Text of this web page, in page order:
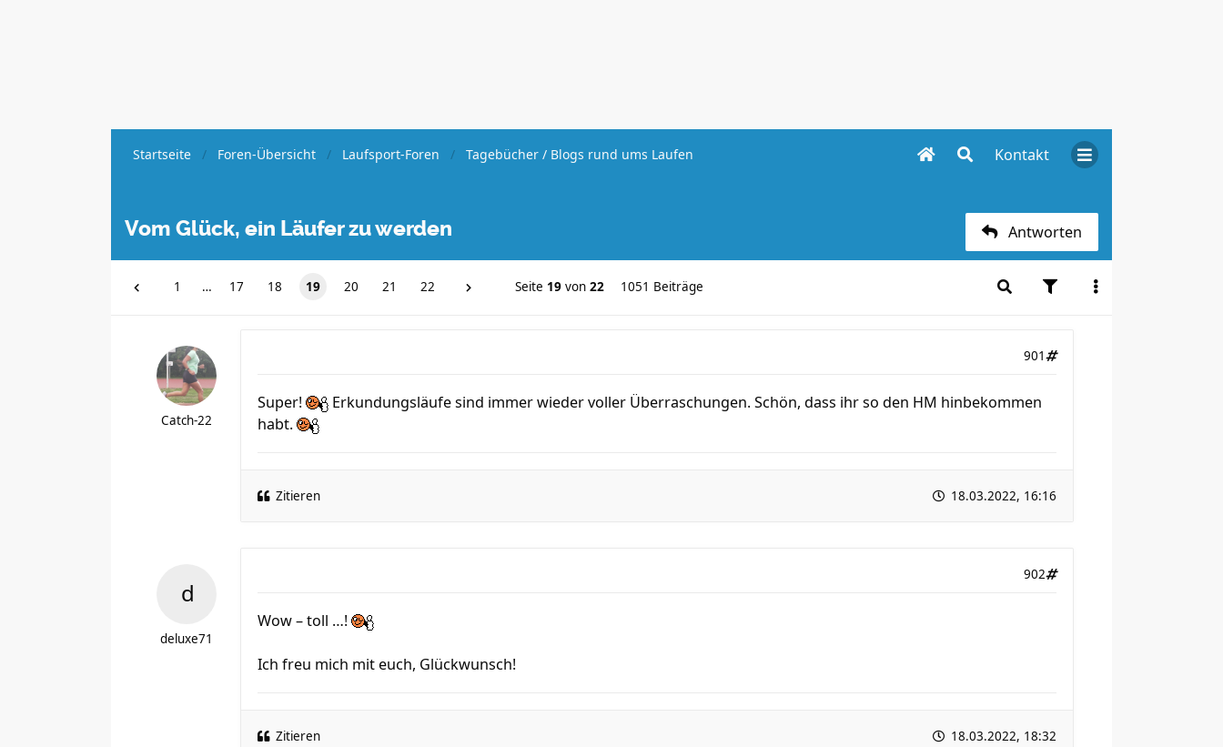
Kontakt
Startseite Foren-Übersicht Laufsport-Foren Tagebücher / Blogs rund ums Laufen
Vom Glück, ein Läufer zu werden Antworten
1 … 17 18 19 20 21 22 Seite 19 von 22 1051 Beiträge
Catch-22
901
Super!
Erkundungsläufe sind immer wieder voller Überraschungen. Schön, dass ihr so den HM hinbekommen
habt.
Zitieren 18.03.2022, 16:16
deluxe71
902
Wow – toll …!
Ich freu mich mit euch, Glückwunsch!
Zitieren 18.03.2022, 18:32